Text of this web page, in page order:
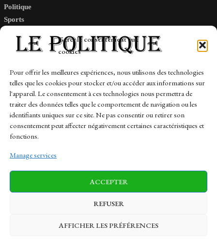
Gérer le consentement aux
cookies
Pour offrir les meilleures expériences, nous utilisons des technologies
telles que les cookies pour stocker et/ou accéder aux informations sur
l'appareil. Le consentement à ces technologies nous permettra de
traiter des données telles que le comportement de navigation ou les
identifiants uniques sur ce site. Ne pas consentir ou retirer son
consentement peut affecter négativement certaines caractéristiques et
fonctions.
Manage services
ACCEPTER
REFUSER
AFFICHER LES PRÉFÉRENCES
Politique
Sports
Links
Contact
Sitemap
News Finance-Marches Politics
Business Tech Health Sports Travel
© 1997-2026 - lepolitique.net. All Rights Reserved.